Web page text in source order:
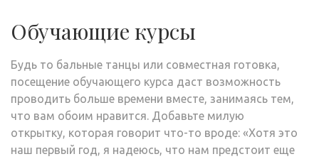
Обучающие курсы
Будь то бальные танцы или совместная готовка,
посещение обучающего курса даст возможность
проводить больше времени вместе, занимаясь тем,
что вам обоим нравится. Добавьте милую
открытку, которая говорит что-то вроде: «Хотя это
наш первый год, я надеюсь, что нам предстоит еще